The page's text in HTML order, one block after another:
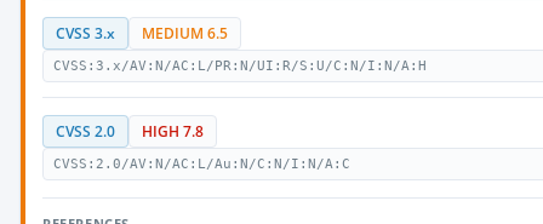
CVSS 3.x MEDIUM 6.5
CVSS:3.x/AV:N/AC:L/PR:N/UI:R/S:U/C:N/I:N/A:H
CVSS 2.0 HIGH 7.8
CVSS:2.0/AV:N/AC:L/Au:N/C:N/I:N/A:C